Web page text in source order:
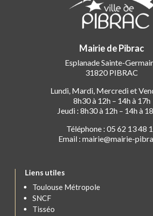
Mairie de Pibrac
Esplanade Sainte-
31820 PIBRAC
Lundi, Mardi, Mercredi et
8h30 à 12h – 14h à 17h
Jeudi : 8h30 à 12h – 14h à
Téléphone : 05 62 13 48
Email : mairie@mairie-
Liens utiles
Toulouse Métropole
SNCF
Tisséo